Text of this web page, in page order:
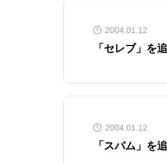
2004.01.12
「セレブ」を
2004.01.12
「スパム」を